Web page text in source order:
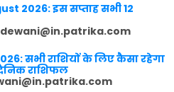
2026: इस सप्ताह सभी 12
सभी राशियों के लिए कैसा रहेगा
राशिफल